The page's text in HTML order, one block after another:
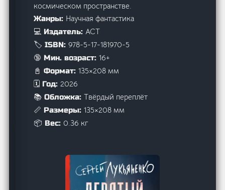
космическом пространстве.
Жанры: Научная фантастика
💻 Издатель:АСТ
🏷️ ISBN:978-5-17-181970-5
🔞 Мин. возраст:16+
📓 Формат:135×208 мм
🗓️ Год:2026
📚 Обложка:Твёрдый переплёт
📏 Размеры:135×208 мм
📦 Вес:0.36 кг